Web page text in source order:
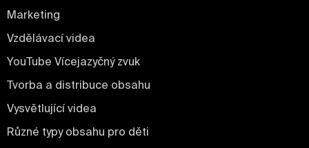
Marketing
Vzdělávací videa
YouTube Vícejazyčný zvuk
Tvorba a distribuce obsahu
Vysvětlující videa
Různé typy obsahu pro děti